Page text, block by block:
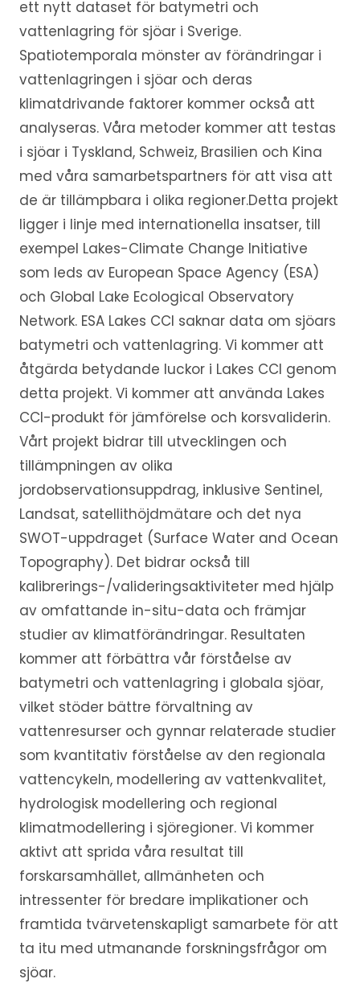
ett nytt dataset för batymetri och
vattenlagring för sjöar i Sverige.
Spatiotemporala mönster av förändringar i
vattenlagringen i sjöar och deras
klimatdrivande faktorer kommer också att
analyseras. Våra metoder kommer att testas
i sjöar i Tyskland, Schweiz, Brasilien och Kina
med våra samarbetspartners för att visa att
de är tillämpbara i olika regioner.Detta projekt
ligger i linje med internationella insatser, till
exempel Lakes-Climate Change Initiative
som leds av European Space Agency (ESA)
och Global Lake Ecological Observatory
Network. ESA Lakes CCI saknar data om sjöars
batymetri och vattenlagring. Vi kommer att
åtgärda betydande luckor i Lakes CCI genom
detta projekt. Vi kommer att använda Lakes
CCI-produkt för jämförelse och korsvaliderin.
Vårt projekt bidrar till utvecklingen och
tillämpningen av olika
jordobservationsuppdrag, inklusive Sentinel,
Landsat, satellithöjdmätare och det nya
SWOT-uppdraget (Surface Water and Ocean
Topography). Det bidrar också till
kalibrerings-/valideringsaktiviteter med hjälp
av omfattande in-situ-data och främjar
studier av klimatförändringar. Resultaten
kommer att förbättra vår förståelse av
batymetri och vattenlagring i globala sjöar,
vilket stöder bättre förvaltning av
vattenresurser och gynnar relaterade studier
som kvantitativ förståelse av den regionala
vattencykeln, modellering av vattenkvalitet,
hydrologisk modellering och regional
klimatmodellering i sjöregioner. Vi kommer
aktivt att sprida våra resultat till
forskarsamhället, allmänheten och
intressenter för bredare implikationer och
framtida tvärvetenskapligt samarbete för att
ta itu med utmanande forskningsfrågor om
sjöar.